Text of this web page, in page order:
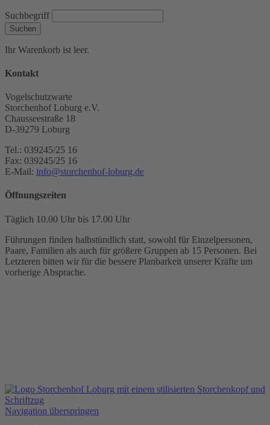
Suchbegriff
Suchen
Ihr Warenkorb ist leer.
Kontakt
Vogelschutzwarte
Storchenhof Loburg e.V.
Chausseestraße 18
D-39279 Loburg
Tel.: 039245/25 16
Fax: 039245/25 16
E-Mail: info@storchenhof-loburg.de
Öffnungszeiten
Täglich 10.00 Uhr bis 17.00 Uhr
Führungen finden halbstündlich statt, sowohl für Einzelpersonen,
Paare, Familien als auch für größere Gruppen ab 15 Personen. Bei
Letzteren bitten wir für die bessere Planbarkeit unserer Kräfte um
vorherige Absprache.
Navigation überspringen